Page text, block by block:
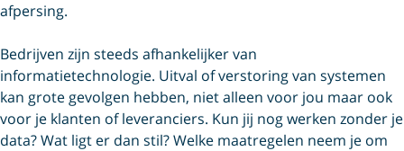
afpersing.
Bedrijven zijn steeds afhankelijker van
informatietechnologie. Uitval of verstoring van systemen
kan grote gevolgen hebben, niet alleen voor jou maar ook
voor je klanten of leveranciers. Kun jij nog werken zonder je
data? Wat ligt er dan stil? Welke maatregelen neem je om